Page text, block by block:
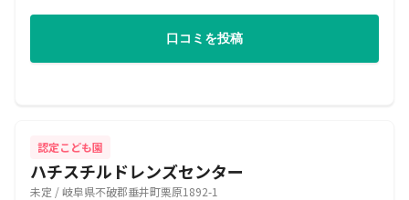
口コミを投稿
認定こども園
ハチスチルドレンズセンター
未定 / 岐阜県不破郡垂井町栗原1892-1